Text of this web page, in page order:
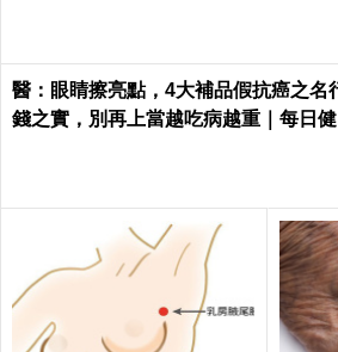
醫：眼睛擦亮點，4大補品假抗癌之名
錢之實，別再上當越吃病越重｜每日